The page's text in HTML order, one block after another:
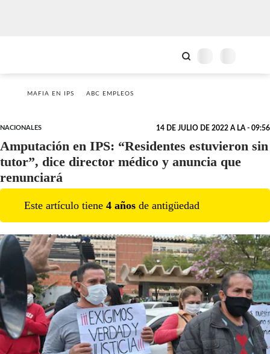
MAFIA EN IPS ABC EMPLEOS
NACIONALES 14 DE JULIO DE 2022 A LA - 09:56
Amputación en IPS: “Residentes estuvieron sin
tutor”, dice director médico y anuncia que
renunciará
Este artículo tiene 4 años de antigüedad